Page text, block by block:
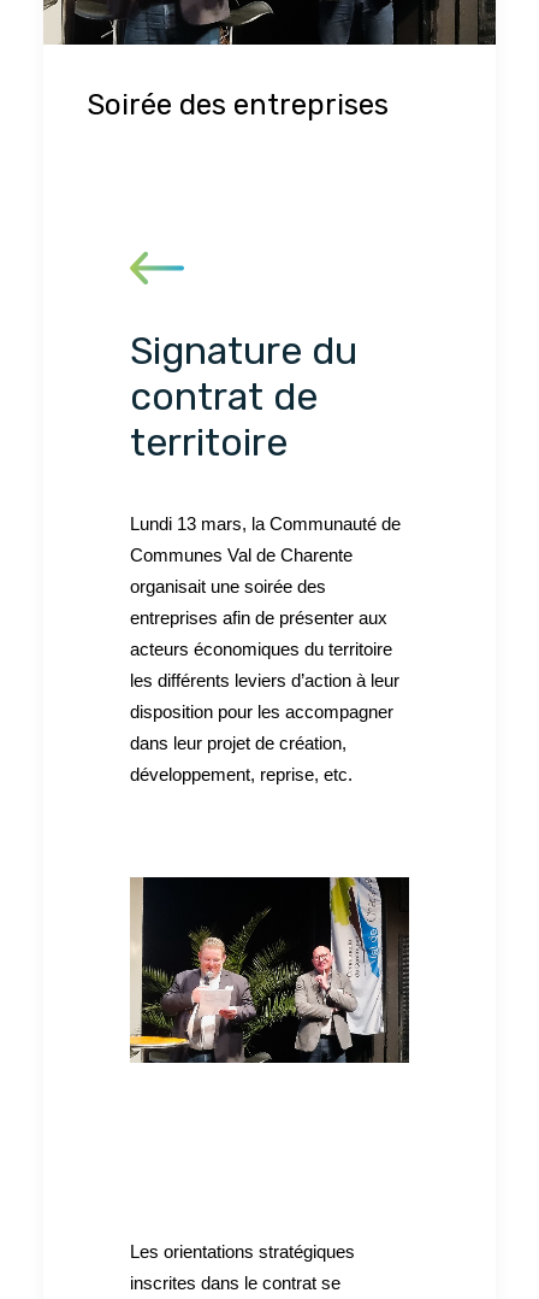
Soirée des entreprises
Signature du
contrat de
territoire
Lundi 13 mars, la Communauté de
Communes Val de Charente
organisait une soirée des
entreprises afin de présenter aux
acteurs économiques du territoire
les différents leviers d’action à leur
disposition pour les accompagner
dans leur projet de création,
développement, reprise, etc.
Les orientations stratégiques
inscrites dans le contrat se